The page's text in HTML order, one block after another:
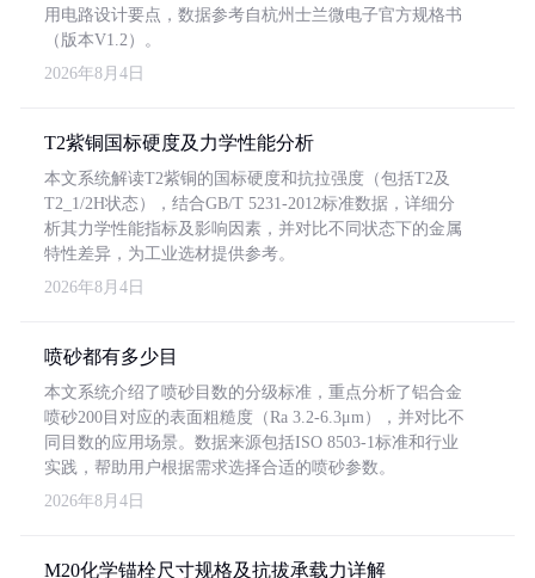
用电路设计要点，数据参考自杭州士兰微电子官方规格书
（版本V1.2）。
2026年8月4日
T2紫铜国标硬度及力学性能分析
本文系统解读T2紫铜的国标硬度和抗拉强度（包括T2及
T2_1/2H状态），结合GB/T 5231-2012标准数据，详细分
析其力学性能指标及影响因素，并对比不同状态下的金属
特性差异，为工业选材提供参考。
2026年8月4日
喷砂都有多少目
本文系统介绍了喷砂目数的分级标准，重点分析了铝合金
喷砂200目对应的表面粗糙度（Ra 3.2-6.3μm），并对比不
同目数的应用场景。数据来源包括ISO 8503-1标准和行业
实践，帮助用户根据需求选择合适的喷砂参数。
2026年8月4日
M20化学锚栓尺寸规格及抗拔承载力详解